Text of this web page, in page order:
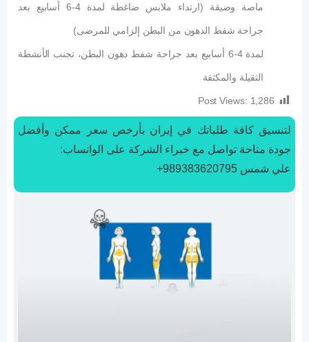
ماصة وضيقة (ارتداء ملابس ضاغطة لمدة 4-6 أسابيع بعد
جراحة شفط الدهون من البطن إلزامي للمرضى)
لمدة 4-6 أسابيع بعد جراحة شفط دهون البطن، تجنب الأنشطة
الثقيلة والمكثفة
Post Views: 1,286
لتنسیق كافة طلباتك في إيران بأرخص سعر ممكن وأفضل
جودة متاحة تواصل مع خبراء الشركة على الواتساب:
علي شمس 989383620795+